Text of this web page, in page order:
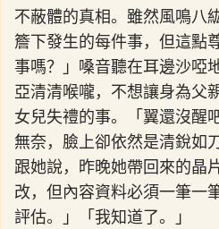
不蔽體的真相。雖然風鳴八
簷下發生的每件事，但這點
事嗎？」嗓音聽在耳邊沙啞
亞清清喉嚨，不想讓身為父
女兒失禮的事。「翼還沒醒
無奈，臉上卻依然是清銳如
跟她說，昨晚她帶回來的晶
改，但內容資料必須一筆一
評估。」「我知道了。」